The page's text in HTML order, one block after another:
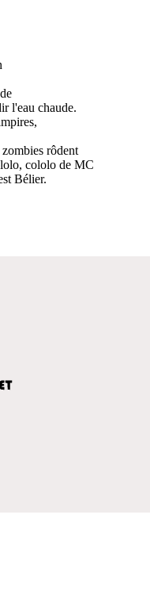
l'eau chaude.
rôdent
cololo de MC
Bélier.